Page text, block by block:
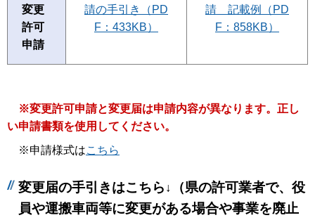
変更
許可
申請
請の手引き（PD
F：433KB）
請＿記載例（PD
F：858KB）
※変更許可申請と変更届は申請内容が異なります。正し
い申請書類を使用してください。
※申請様式はこちら
変更届の手引きはこちら ↓
（県の許可業者で、役
員や運搬車両等に変更がある場合や事業を廃止